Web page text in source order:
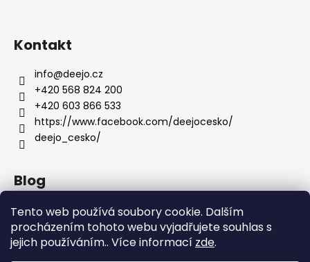
Tento web používá soubory cookie. Dalším
procházením tohoto webu vyjadřujete souhlas s
jejich používáním.. Více informací zde.
Kontakt
info@deejo.cz
+420 568 824 200
+420 603 866 533
https://www.facebook.com/deejocesko/
deejo_cesko/
Blog
Anatomie nožů Deejo
Dárky pro ženy
Servis nožů DEEJO